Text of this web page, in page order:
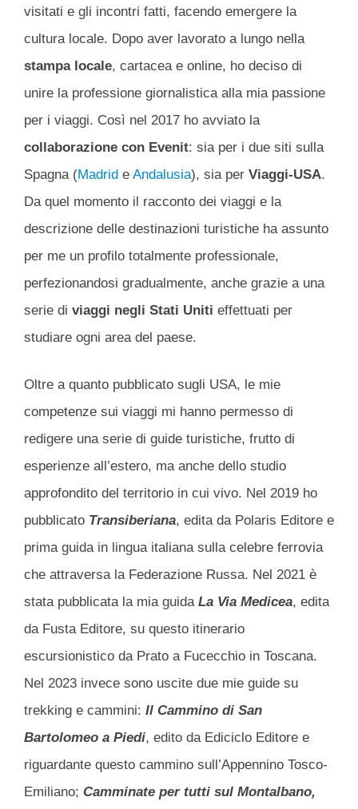
visitati e gli incontri fatti, facendo emergere la
cultura locale. Dopo aver lavorato a lungo nella
stampa locale, cartacea e online, ho deciso di
unire la professione giornalistica alla mia passione
per i viaggi. Così nel 2017 ho avviato la
collaborazione con Evenit: sia per i due siti sulla
Spagna (Madrid e Andalusia), sia per Viaggi-USA.
Da quel momento il racconto dei viaggi e la
descrizione delle destinazioni turistiche ha assunto
per me un profilo totalmente professionale,
perfezionandosi gradualmente, anche grazie a una
serie di viaggi negli Stati Uniti effettuati per
studiare ogni area del paese.
Oltre a quanto pubblicato sugli USA, le mie
competenze sui viaggi mi hanno permesso di
redigere una serie di guide turistiche, frutto di
esperienze all’estero, ma anche dello studio
approfondito del territorio in cui vivo. Nel 2019 ho
pubblicato Transiberiana, edita da Polaris Editore e
prima guida in lingua italiana sulla celebre ferrovia
che attraversa la Federazione Russa. Nel 2021 è
stata pubblicata la mia guida La Via Medicea, edita
da Fusta Editore, su questo itinerario
escursionistico da Prato a Fucecchio in Toscana.
Nel 2023 invece sono uscite due mie guide su
trekking e cammini: Il Cammino di San
Bartolomeo a Piedi, edito da Ediciclo Editore e
riguardante questo cammino sull’Appennino Tosco-
Emiliano; Camminate per tutti sul Montalbano,